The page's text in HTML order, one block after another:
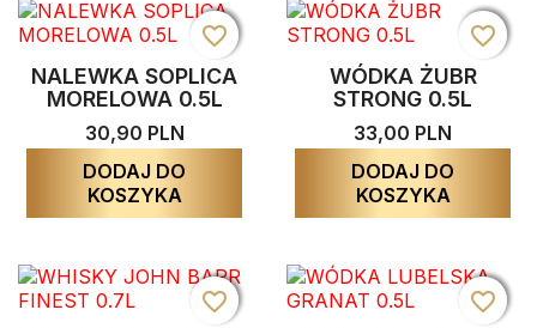
NALEWKA SOPLICA
MORELOWA 0.5L
30,90 PLN
DODAJ DO
KOSZYKA
favorite_border
favorite_border
favorite_border
WÓDKA ŻUBR
STRONG 0.5L
33,00 PLN
DODAJ DO
KOSZYKA
favorite_border
favorite_border
favorite_border
favorite_border
favorite_border
favorite_border favorite_border
favorite_border
favorite_border